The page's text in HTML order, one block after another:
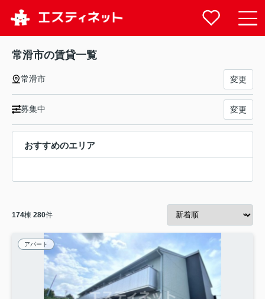
常滑市の賃貸一覧
常滑市 変更
募集中 変更
おすすめのエリア
174棟 280件
アパート